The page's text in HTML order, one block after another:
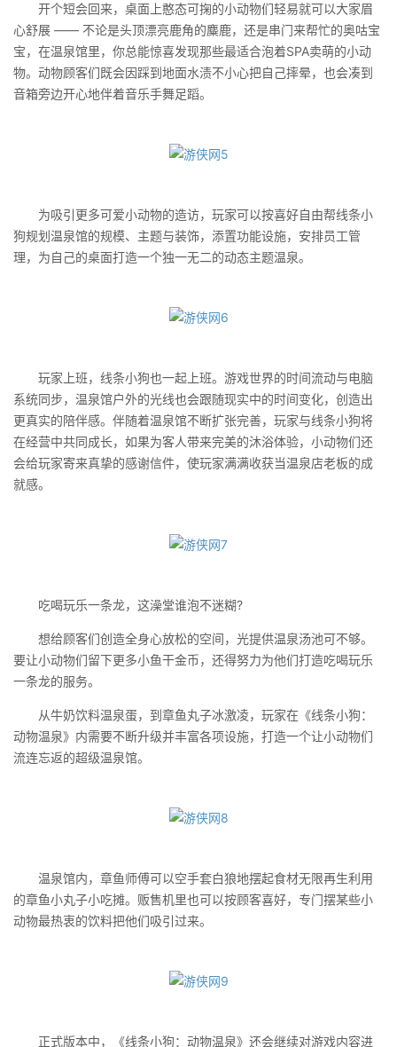
开个短会回来，桌面上憨态可掬的小动物们轻易就可以大家眉
心舒展 —— 不论是头顶漂亮鹿角的麋鹿，还是串门来帮忙的奥咕宝
宝，在温泉馆里，你总能惊喜发现那些最适合泡着SPA卖萌的小动
物。动物顾客们既会因踩到地面水渍不小心把自己摔晕，也会凑到
音箱旁边开心地伴着音乐手舞足蹈。
为吸引更多可爱小动物的造访，玩家可以按喜好自由帮线条小
狗规划温泉馆的规模、主题与装饰，添置功能设施，安排员工管
理，为自己的桌面打造一个独一无二的动态主题温泉。
玩家上班，线条小狗也一起上班。游戏世界的时间流动与电脑
系统同步，温泉馆户外的光线也会跟随现实中的时间变化，创造出
更真实的陪伴感。伴随着温泉馆不断扩张完善，玩家与线条小狗将
在经营中共同成长，如果为客人带来完美的沐浴体验，小动物们还
会给玩家寄来真挚的感谢信件，使玩家满满收获当温泉店老板的成
就感。
吃喝玩乐一条龙，这澡堂谁泡不迷糊?
想给顾客们创造全身心放松的空间，光提供温泉汤池可不够。
要让小动物们留下更多小鱼干金币，还得努力为他们打造吃喝玩乐
一条龙的服务。
从牛奶饮料温泉蛋，到章鱼丸子冰激凌，玩家在《线条小狗：
动物温泉》内需要不断升级并丰富各项设施，打造一个让小动物们
流连忘返的超级温泉馆。
温泉馆内，章鱼师傅可以空手套白狼地摆起食材无限再生利用
的章鱼小丸子小吃摊。贩售机里也可以按顾客喜好，专门摆某些小
动物最热衷的饮料把他们吸引过来。
正式版本中，《线条小狗：动物温泉》还会继续对游戏内容进